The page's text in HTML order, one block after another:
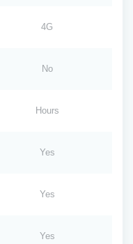
4G
No
Hours
Yes
Yes
Yes